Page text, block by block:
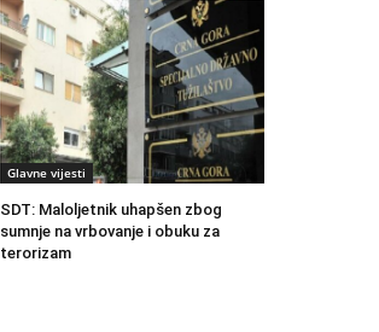
Glavne vijesti
SDT: Maloljetnik uhapšen zbog
sumnje na vrbovanje i obuku za
terorizam